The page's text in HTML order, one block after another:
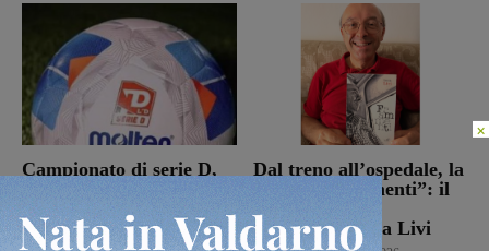
Campionato di serie D,
Calcio 9 Agosto 2026
Dal treno all’ospedale, la
vita in “Frammenti”: il
valdarnese Luca Livi
×